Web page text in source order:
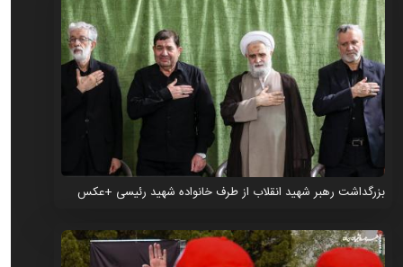
بزرگداشت رهبر شهید انقلاب از طرف خانواده شهید رئیسی +عکس